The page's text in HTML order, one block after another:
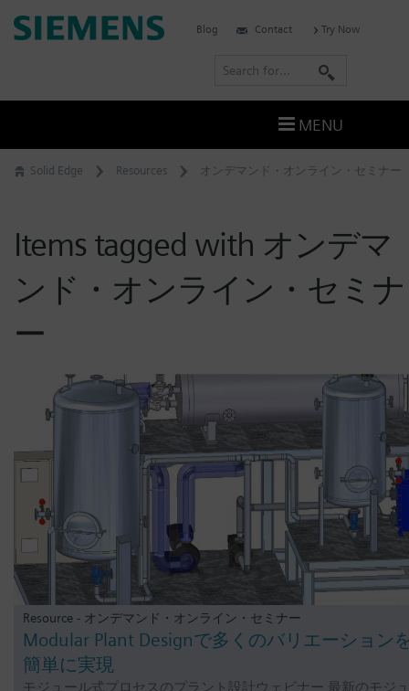
Skip
to
Solid Edge Resources オンデマンド・オンライン・セミナー
Items tagged with オンデマ
ンド・オンライン・セミナ
ー
Resource - オンデマンド・オンライン・セミナー
Modular Plant Designで多くのバリエーション
簡単に実現
モジュール式プロセスのプラント設計ウェビナー 最新のモジュ
Siemens
Blog Contact Try Now
r
c
MENU